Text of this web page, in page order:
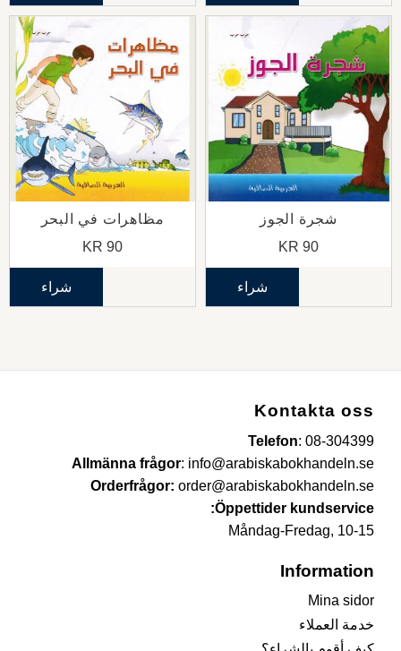
شجرة الجوز
90
شراء
مظاهرات في البحر
90
شراء
Kontakta oss
Telefon: 08-304399
Allmänna frågor: info@arabiskabokhandeln.se
Orderfrågor: order@arabiskabokhandeln.se
Öppettider kundservice:
Måndag-Fredag, 10-15
Information
Mina sidor
خدمة العملاء